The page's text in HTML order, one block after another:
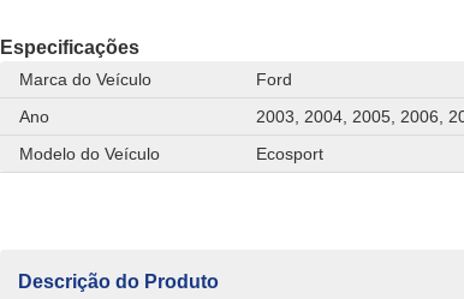
Especificações
Marca do Veículo
Ford
Ano
2003, 2004, 2005, 2006,
Modelo do Veículo
Ecosport
Descrição do Produto